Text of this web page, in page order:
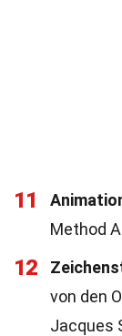
11
Method
12
von den
Jacques